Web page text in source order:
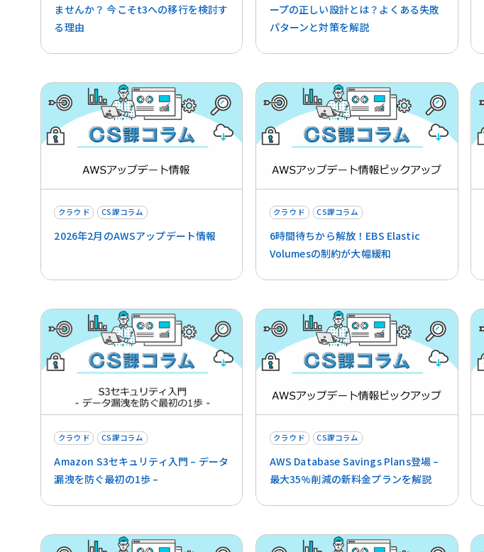
ませんか？ 今こそt3への移行を検討す
る理由
ープの正しい設計とは？よくある失敗
パターンと対策を解説
クラウド CS課コラム
2026年2月のAWSアップデート情報
クラウド CS課コラム
6時間待ちから解放！EBS Elastic
Volumesの制約が大幅緩和
クラウド CS課コラム
Amazon S3セキュリティ入門 – データ
漏洩を防ぐ最初の1歩 –
クラウド CS課コラム
AWS Database Savings Plans登場 –
最大35%削減の新料金プランを解説